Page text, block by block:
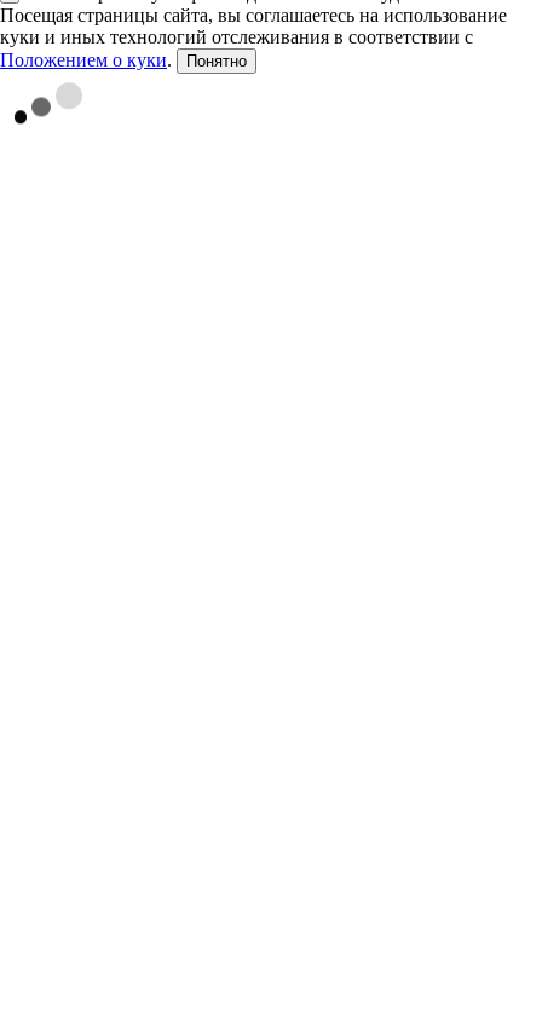
Посещая страницы сайта, вы соглашаетесь на использование
куки и иных технологий отслеживания в соответствии с
Положением о куки. Понятно